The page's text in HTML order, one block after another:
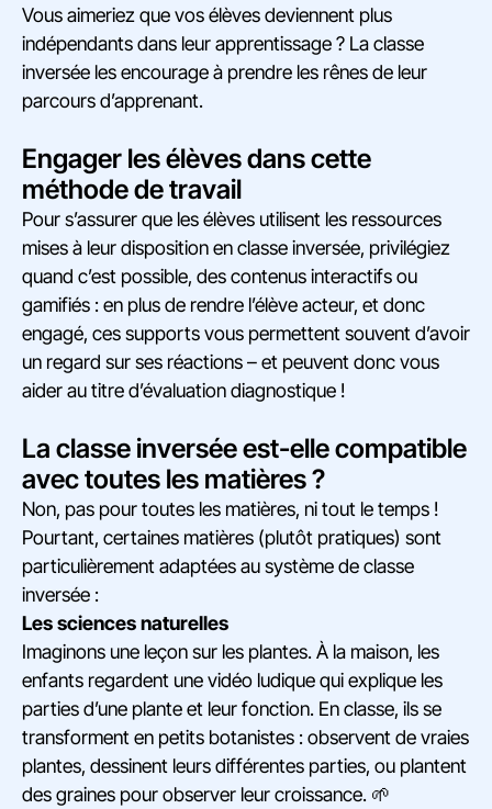
Vous aimeriez que vos élèves deviennent plus
indépendants dans leur apprentissage ? La classe
inversée les encourage à prendre les rênes de leur
parcours d’apprenant.
Engager les élèves dans cette
méthode de travail
Pour s’assurer que les élèves utilisent les ressources
mises à leur disposition en classe inversée, privilégiez
quand c’est possible, des contenus interactifs ou
gamifiés : en plus de rendre l’élève acteur, et donc
engagé, ces supports vous permettent souvent d’avoir
un regard sur ses réactions – et peuvent donc vous
aider au titre d’évaluation diagnostique !
La classe inversée est-elle compatible
avec toutes les matières ?
Non, pas pour toutes les matières, ni tout le temps !
Pourtant, certaines matières (plutôt pratiques) sont
particulièrement adaptées au système de classe
inversée :
Les sciences naturelles
Imaginons une leçon sur les plantes. À la maison, les
enfants regardent une vidéo ludique qui explique les
parties d’une plante et leur fonction. En classe, ils se
transforment en petits botanistes : observent de vraies
plantes, dessinent leurs différentes parties, ou plantent
des graines pour observer leur croissance. 🌱